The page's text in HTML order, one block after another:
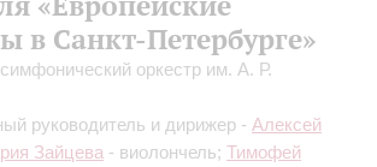
в Санкт-Петербурге»
оркестр им. А. Р.
руководитель и дирижер - Алексей
Зайцева - виолончель; Тимофей